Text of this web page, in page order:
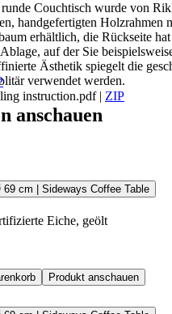
instruction.pdf| ZIP
Couchtisch wurde von
handgefertigten Holzrahmen
erhältlich, die Rückseite
auf der Sie
Ästhetik spiegelt die
verwendet werden.
anschauen
69 cm | Sideways Coffee Table
Eiche, geölt
Produkt anschauen